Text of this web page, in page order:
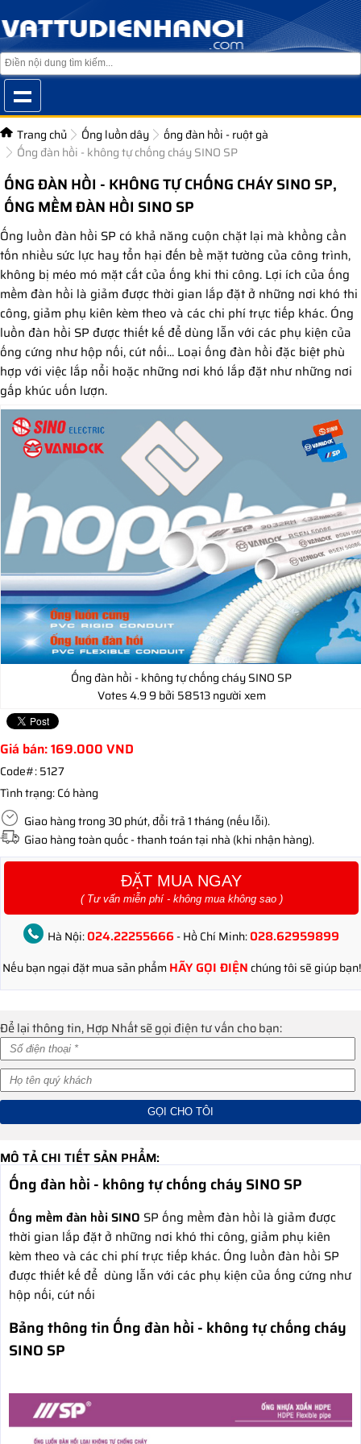
Trang chủ Ống luồn dây
ống đàn hồi - ruột gà
Ống đàn hồi - không tự chống cháy SINO SP
ỐNG ĐÀN HỒI - KHÔNG TỰ CHỐNG CHÁY SINO SP,
ỐNG MỀM ĐÀN HỒI SINO SP
Ống luồn đàn hồi SP có khả năng cuộn chặt lại mà khồng cần
tốn nhiều sức lực hay tổn hại đến bề mặt tường của công trình,
không bị méo mó mặt cắt của ống khi thi công. Lợi ích của ống
mềm đàn hồi là giảm được thời gian lắp đặt ở những nơi khó thi
công, giảm phụ kiên kèm theo và các chi phí trực tiếp khác. Óng
luồn đàn hồi SP được thiết kế để dùng lẫn với các phụ kiện của
ống cứng như hộp nối, cút nối... Loại ống đàn hồi đặc biệt phù
hợp với việc lắp nổi hoặc những nơi khó lắp đặt như những nơi
gấp khúc uốn lượn.
Ống đàn hồi - không tự chống cháy SINO SP
Votes4.99bởi 58513 người xem
Giá bán:169.000 VND
Code#:5127
Tình trạng:Có hàng
Giao hàng trong 30 phút, đổi trả 1 tháng (nếu lỗi).
Giao hàng toàn quốc - thanh toán tại nhà (khi nhận hàng).
ĐẶT MUA NGAY
( Tư vấn miễn phí - không mua không sao )
Hà Nội:024.22255666 - Hồ Chí Minh:028.62959899
Nếu bạn ngại đặt mua sản phẩmHÃY GỌI ĐIỆN chúng tôi sẽ giúp bạn!
Để lại thông tin, Hợp Nhất sẽ gọi điện tư vấn cho bạn:
MÔ TẢ CHI TIẾT SẢN PHẨM:
Ống đàn hồi - không tự chống cháy SINO SP
Ống mềm đàn hồi SINO SP ống mềm đàn hồi là giảm được
thời gian lắp đặt ở những nơi khó thi công, giảm phụ kiên
kèm theo và các chi phí trực tiếp khác. Óng luồn đàn hồi SP
được thiết kế để dùng lẫn với các phụ kiện của ống cứng như
hộp nối, cút nối
Bảng thông tin Ống đàn hồi - không tự chống cháy
SINO SP